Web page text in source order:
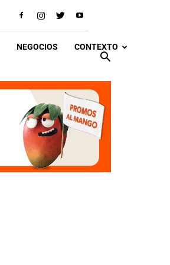
NEGOCIOS CONTEXTO